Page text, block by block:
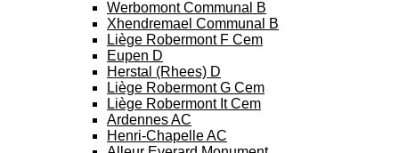
Werbomont Communal B
Xhendremael Communal B
Liège Robermont F Cem
Eupen D
Herstal (Rhees) D
Liège Robermont G Cem
Liège Robermont It Cem
Ardennes AC
Henri-Chapelle AC